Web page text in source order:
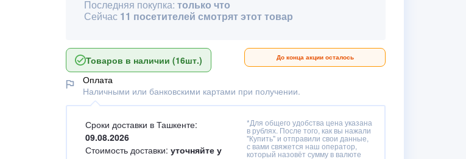
Последняя покупка: только что
Сейчас 11 посетителей смотрят этот товар
Товаров в наличии (16шт.) До конца акции осталось
Оплата
Наличными или банковскими картами при получении.
Сроки доставки в Ташкенте:
09.08.2026
Стоимость доставки: уточняйте у
*Для общего удобства цена указана
в рублях. После того, как вы нажали
"Купить" и отправили свои данные,
с вами свяжется наш оператор,
который назовёт сумму в валюте